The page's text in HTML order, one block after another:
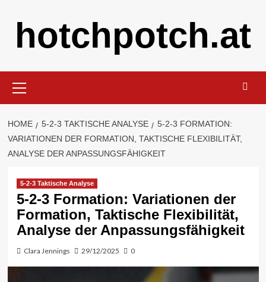
contenthotchpotch.at
Menu
HOME 5-2-3 TAKTISCHE ANALYSE
5-2-3 FORMATION:
VARIATIONEN DER FORMATION, TAKTISCHE FLEXIBILITÄT,
ANALYSE DER ANPASSUNGSFÄHIGKEIT
5-2-3 Taktische Analyse
5-2-3 Formation: Variationen der
Formation, Taktische Flexibilität,
Analyse der Anpassungsfähigkeit
Clara Jennings 29/12/2025 0